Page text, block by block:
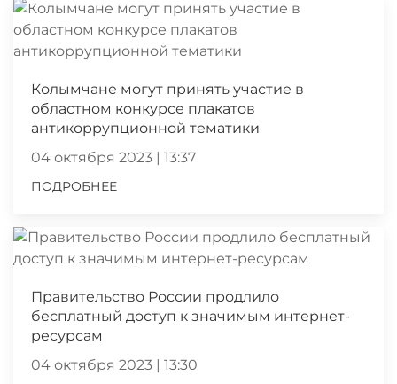
Колымчане могут принять участие в
областном конкурсе плакатов
антикоррупционной тематики
04 октября 2023 | 13:37
ПОДРОБНЕЕ
Правительство России продлило
бесплатный доступ к значимым интернет-
ресурсам
04 октября 2023 | 13:30